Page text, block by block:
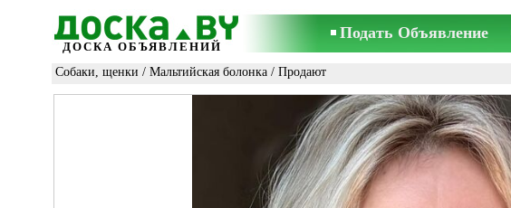
ДОСКА ОБЪЯВЛЕНИЙ
Подать Объявление
Собаки, щенки / Мальтийская болонка / Продают